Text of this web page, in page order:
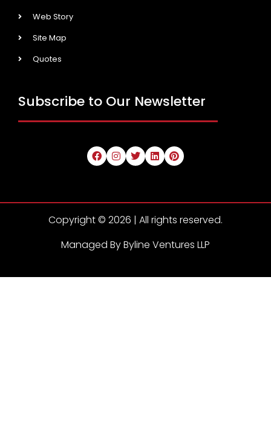
Web Story
Site Map
Quotes
Subscribe to Our Newsletter
Copyright © 2026 | All rights reserved.
Managed By Byline Ventures LLP